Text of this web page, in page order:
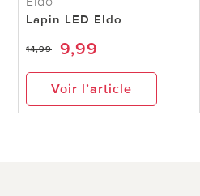
Lapin LED Eldo
14,99 9,99
Voir l’article